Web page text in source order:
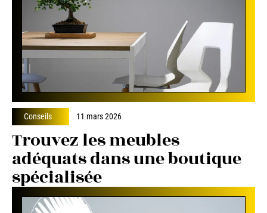
Conseils 11 mars 2026
Trouvez les meubles
adéquats dans une boutique
spécialisée